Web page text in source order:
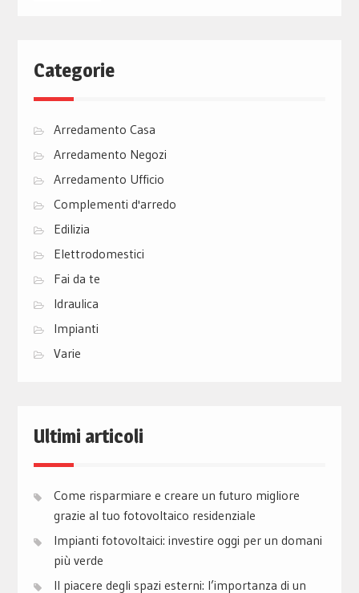
Categorie
Arredamento Casa
Arredamento Negozi
Arredamento Ufficio
Complementi d'arredo
Edilizia
Elettrodomestici
Fai da te
Idraulica
Impianti
Varie
Ultimi articoli
Come risparmiare e creare un futuro migliore
grazie al tuo fotovoltaico residenziale
Impianti fotovoltaici: investire oggi per un domani
più verde
Il piacere degli spazi esterni: l’importanza di un